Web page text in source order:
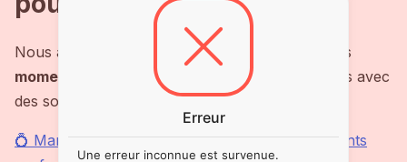
Nous accompagnons nos clients dans tous leurs
moments de célébration
et besoins en boissons avec
des solutions personnalisées :
💍 Mariages, baptêmes, cérémonies et événements
Erreur
Une erreur inconnue est survenue.